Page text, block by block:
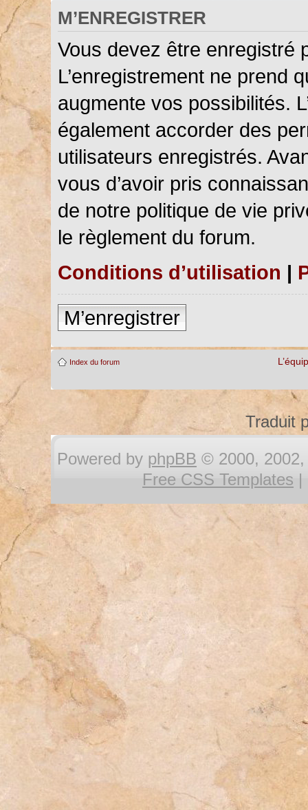
M’ENREGISTRER
Vous devez être enregistré
L’enregistrement ne prend
augmente vos possibilités.
également accorder des
utilisateurs enregistrés.
vous d’avoir pris
de notre politique de vie
le règlement du forum.
Conditions d’utilisation |
M’enregistrer
Index du forum
Traduit
Powered by phpBB © 2000, 2002,
Free CSS Templates |